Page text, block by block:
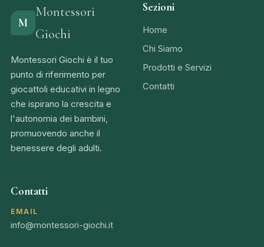
M
Montessori
Giochi
Montessori Giochi è il tuo
punto di riferimento per
giocattoli educativi in legno
che ispirano la crescita e
l'autonomia dei bambini,
promuovendo anche il
benessere degli adulti.
Sezioni
Home
Chi Siamo
Prodotti e Servizi
Contatti
Contatti
EMAIL
info@montessori-giochi.it